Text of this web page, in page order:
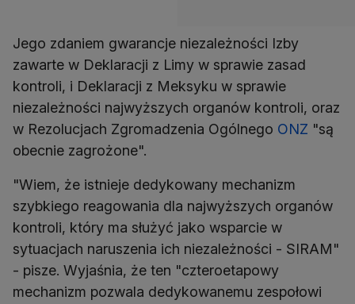
Jego zdaniem gwarancje niezależności Izby
zawarte w Deklaracji z Limy w sprawie zasad
kontroli, i Deklaracji z Meksyku w sprawie
niezależności najwyższych organów kontroli, oraz
w Rezolucjach Zgromadzenia Ogólnego ONZ "są
obecnie zagrożone".
"Wiem, że istnieje dedykowany mechanizm
szybkiego reagowania dla najwyższych organów
kontroli, który ma służyć jako wsparcie w
sytuacjach naruszenia ich niezależności - SIRAM"
- pisze. Wyjaśnia, że ten "czteroetapowy
mechanizm pozwala dedykowanemu zespołowi